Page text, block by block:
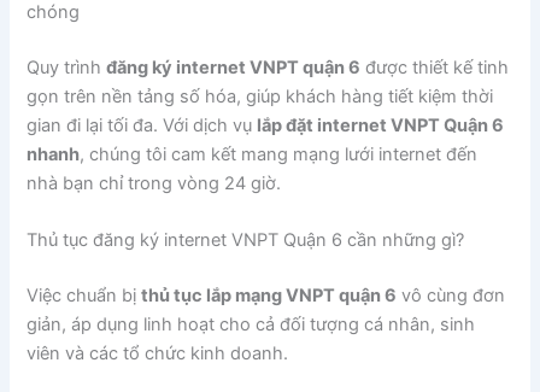
chóng
Quy trìnhđăng ký internet VNPT quận 6 được thiết kế tinh
gọn trên nền tảng số hóa, giúp khách hàng tiết kiệm thời
gian đi lại tối đa. Với dịch vụ lắp đặt internet VNPT Quận 6
nhanh, chúng tôi cam kết mang mạng lưới internet đến
nhà bạn chỉ trong vòng 24 giờ.
Thủ tục đăng ký internet VNPT Quận 6 cần những gì?
Việc chuẩn bịthủ tục lắp mạng VNPT quận 6 vô cùng đơn
giản, áp dụng linh hoạt cho cả đối tượng cá nhân, sinh
viên và các tổ chức kinh doanh.